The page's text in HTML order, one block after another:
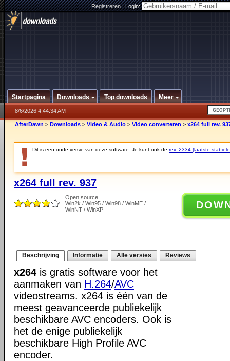
Registreren|Login:
Startpagina Downloads Top downloads Meer
8/6/2026 4:44:34 AM
AfterDawn > Downloads > Video & Audio > Video converteren > x264 full rev.
Dit is een oude versie van deze software. Je kunt ook de rev. 2334 (laatste
x264 full rev. 937
Open source
Win2k / Win95 / Win98 / WinME /
WinNT / WinXP
Beschrijving Informatie Alle versies Reviews
x264 is gratis software voor het
aanmaken van H.264/AVC
videostreams. x264 is één van de
meest geavanceerde publiekelijk
beschikbare AVC encoders. Ook is
het de enige publiekelijk
beschikbare High Profile AVC
encoder.